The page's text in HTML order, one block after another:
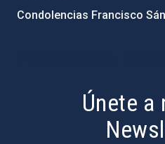
Condolencias Francisco
Únete a